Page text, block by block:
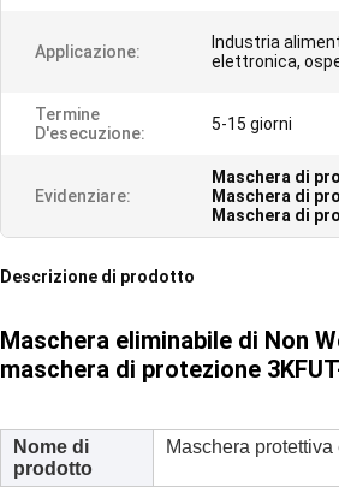
Applicazione:
Industria
elettronica,
Termine
D'esecuzione:
5-15 giorni
Evidenziare:
Maschera di
Maschera di
Maschera di
Descrizione di prodotto
Maschera eliminabile di Non
maschera di protezione
Nome di
prodotto
Maschera